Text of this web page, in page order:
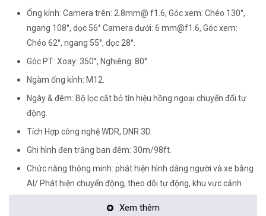
Ống kính: Camera trên: 2.8mm@ f1.6, Góc xem: Chéo 130°,
ngang 108°, dọc 56​​° Camera dưới: 6 mm@f1.6, Góc xem:
Chéo 62°, ngang 55°, dọc 28°.
Góc PT: Xoay: 350°, Nghiêng: 80°.
Ngàm ống kính: M12.
Ngày & đêm: Bộ lọc cắt bỏ tín hiệu hồng ngoại chuyển đổi tự
động.
Tích Hợp công nghệ WDR, DNR 3D.
Ghi hình đen trắng ban đêm: 30m/98ft.
Chức năng thông minh: phát hiện hình dáng người và xe bằng
AI/ Phát hiện chuyển động, theo dõi tự động, khu vực cảnh
Xem thêm